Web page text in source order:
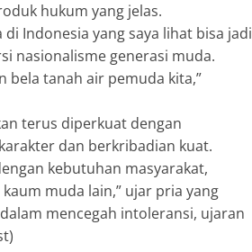
hukum yang jelas.
Indonesia yang saya lihat bisa jadi
nasionalisme generasi muda.
bela tanah air pemuda kita,”
terus diperkuat dengan
dan berkribadian kuat.
kebutuhan masyarakat,
muda lain,” ujar pria yang
mencegah intoleransi, ujaran